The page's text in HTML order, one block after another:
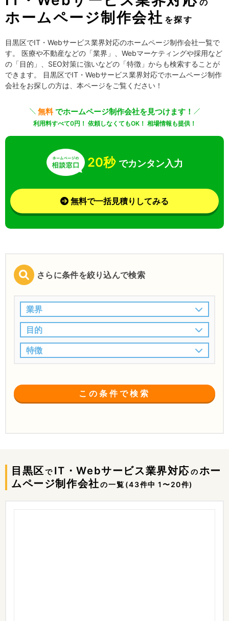
の
ホームページ制作会社 を探す
目黒区でIT・Webサービス業界対応のホームページ制作会社一覧で
す。 医療や不動産などの「業界」、Webマーケティングや採用など
の「目的」、SEO対策に強いなどの「特徴」からも検索することが
できます。 目黒区でIT・Webサービス業界対応でホームページ制作
会社をお探しの方は、本ページをご覧ください！
無料でホームページ制作会社を見つけます！
利用料すべて0円！ 依頼しなくてもOK！ 相場情報も提供！
20秒 でカンタン入力
無料で一括見積りしてみる
さらに条件を絞り込んで検索
業界
目的
特徴
この条件で検索
目黒区 で IT・Webサービス業界対応のホー
ムページ制作会社 の一覧 (43件中 1〜20件)